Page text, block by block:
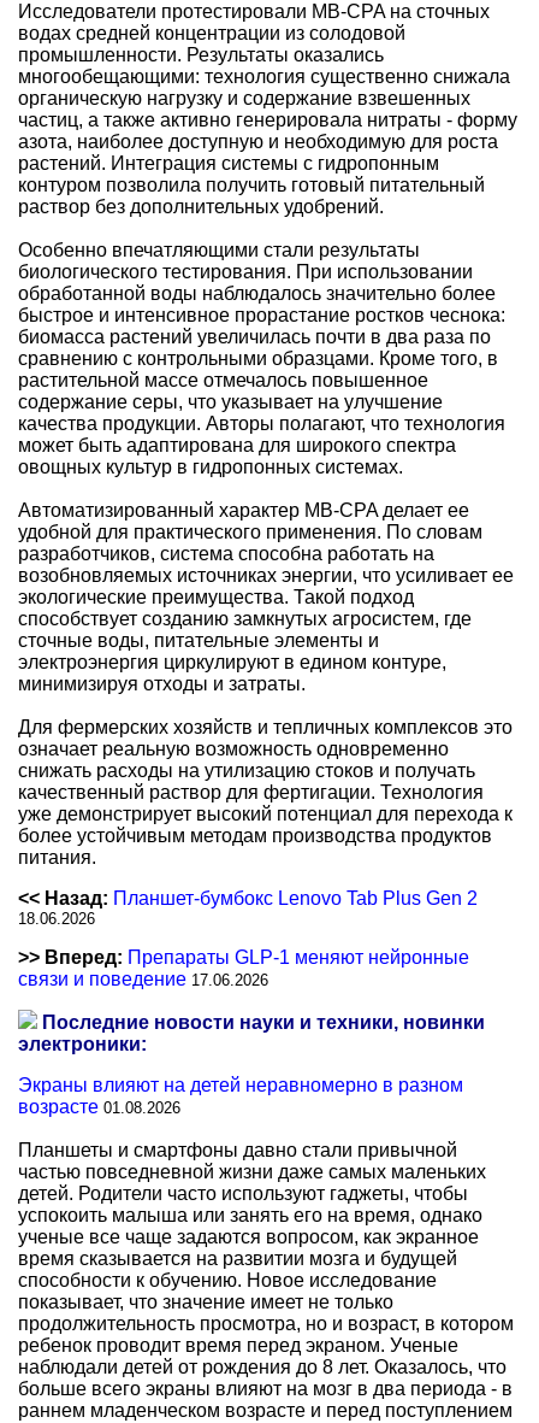
Исследователи протестировали MB-CPA на сточных
водах средней концентрации из солодовой
промышленности. Результаты оказались
многообещающими: технология существенно снижала
органическую нагрузку и содержание взвешенных
частиц, а также активно генерировала нитраты - форму
азота, наиболее доступную и необходимую для роста
растений. Интеграция системы с гидропонным
контуром позволила получить готовый питательный
раствор без дополнительных удобрений.
Особенно впечатляющими стали результаты
биологического тестирования. При использовании
обработанной воды наблюдалось значительно более
быстрое и интенсивное прорастание ростков чеснока:
биомасса растений увеличилась почти в два раза по
сравнению с контрольными образцами. Кроме того, в
растительной массе отмечалось повышенное
содержание серы, что указывает на улучшение
качества продукции. Авторы полагают, что технология
может быть адаптирована для широкого спектра
овощных культур в гидропонных системах.
Автоматизированный характер MB-CPA делает ее
удобной для практического применения. По словам
разработчиков, система способна работать на
возобновляемых источниках энергии, что усиливает ее
экологические преимущества. Такой подход
способствует созданию замкнутых агросистем, где
сточные воды, питательные элементы и
электроэнергия циркулируют в едином контуре,
минимизируя отходы и затраты.
Для фермерских хозяйств и тепличных комплексов это
означает реальную возможность одновременно
снижать расходы на утилизацию стоков и получать
качественный раствор для фертигации. Технология
уже демонстрирует высокий потенциал для перехода к
более устойчивым методам производства продуктов
питания.
<< Назад: Планшет-бумбокс Lenovo Tab Plus Gen 2
18.06.2026
>> Вперед: Препараты GLP-1 меняют нейронные
связи и поведение 17.06.2026
Последние новости науки и техники, новинки
электроники:
Экраны влияют на детей неравномерно в разном
возрасте 01.08.2026
Планшеты и смартфоны давно стали привычной
частью повседневной жизни даже самых маленьких
детей. Родители часто используют гаджеты, чтобы
успокоить малыша или занять его на время, однако
ученые все чаще задаются вопросом, как экранное
время сказывается на развитии мозга и будущей
способности к обучению. Новое исследование
показывает, что значение имеет не только
продолжительность просмотра, но и возраст, в котором
ребенок проводит время перед экраном. Ученые
наблюдали детей от рождения до 8 лет. Оказалось, что
больше всего экраны влияют на мозг в два периода - в
раннем младенческом возрасте и перед поступлением